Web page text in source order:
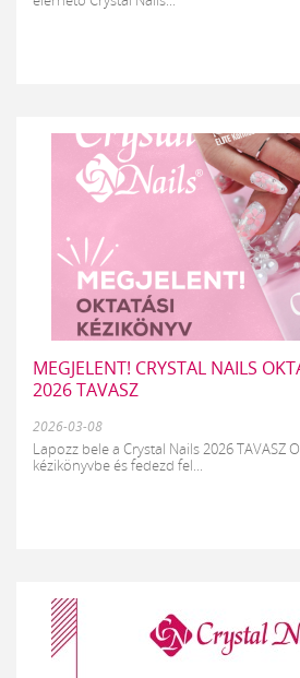
MEGJELENT! CRYSTAL NAILS
2026 TAVASZ
2026-03-08
Lapozz bele a Crystal Nails 2026 TAVASZ
kézikönyvbe és fedezd fel...